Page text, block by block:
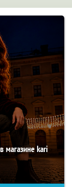
магазине kari